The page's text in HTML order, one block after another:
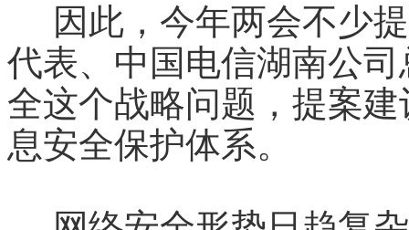
因此，今年两会不少提
代表、中国电信湖南公
全这个战略问题，提案
息安全保护体系。